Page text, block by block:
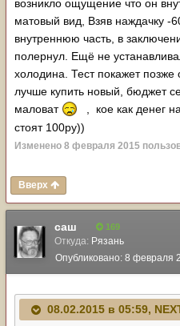
возникло ощущение что он
матовый вид, Взяв наждачку -
внутреннюю часть, в
полернул. Ещё не
холодина. Тест покажет позже
лучше купить новый, бюджет
маловат
, кое как денег
стоят 100ру))
Изменено 8 февраля 2015
Вверх
саш 169
Откуда: Рязань
Опубликовано: 8 февраля
08.02.2015 в 05:59,